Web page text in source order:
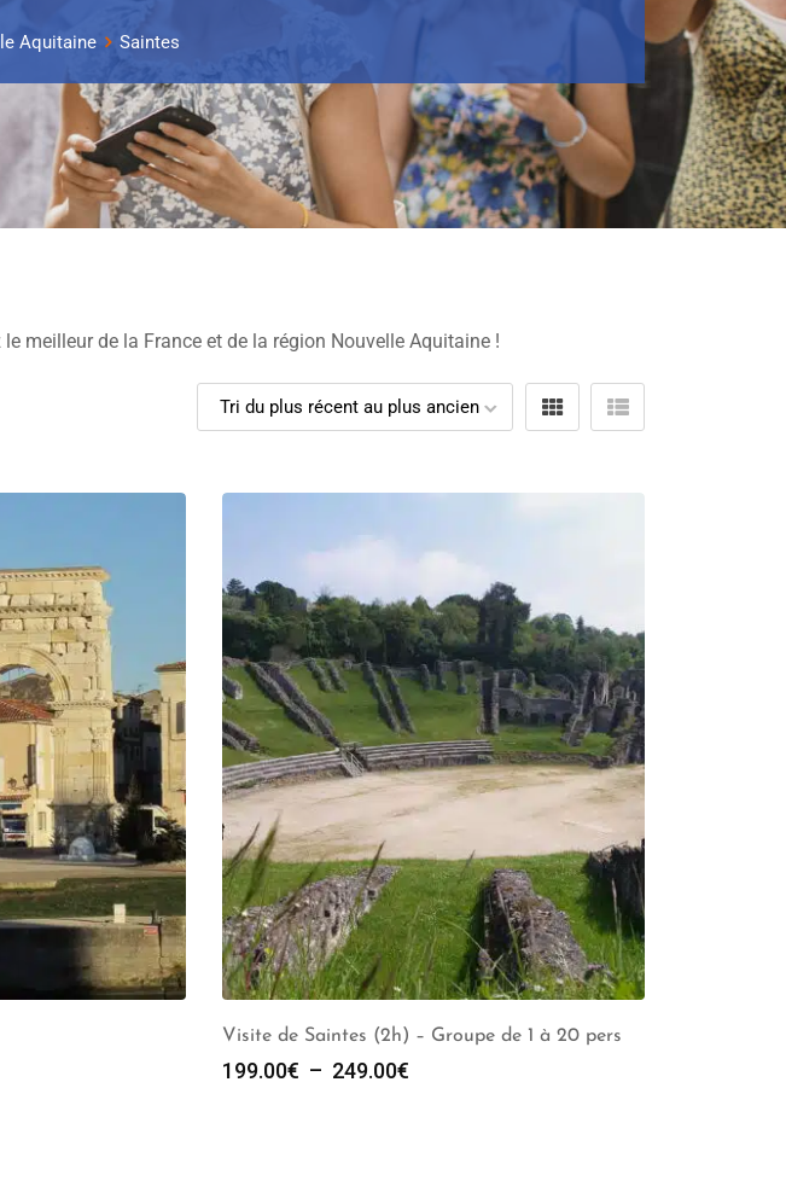
Aquitaine Saintes
meilleur de la France et de la région Nouvelle Aquitaine !
Visite de Saintes (2h) – Groupe de 1 à 20 pers
199.00€ – 249.00€